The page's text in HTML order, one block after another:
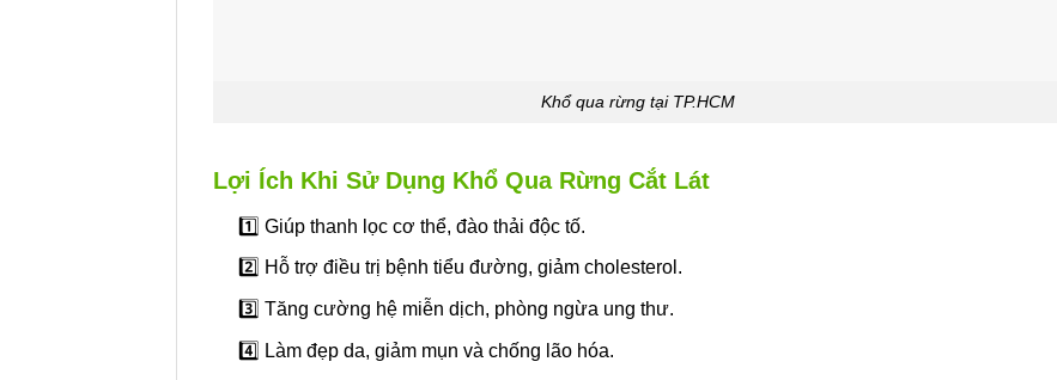
Khổ qua rừng tại TP.HCM
Lợi Ích Khi Sử Dụng Khổ Qua Rừng Cắt Lát
1️⃣ Giúp thanh lọc cơ thể, đào thải độc tố.
2️⃣ Hỗ trợ điều trị bệnh tiểu đường, giảm cholesterol.
3️⃣ Tăng cường hệ miễn dịch, phòng ngừa ung thư.
4️⃣ Làm đẹp da, giảm mụn và chống lão hóa.